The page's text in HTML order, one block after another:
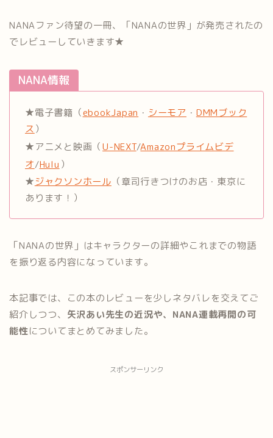
NANAファン待望の一冊、「NANAの世界」が発売されたの
でレビューしていきます★
NANA情報
★電子書籍（ebookJapan ・ シーモア ・ DMMブック
ス）
★アニメと映画（U-NEXT/Amazonプライムビデ
オ/Hulu ）
★ジャクソンホール （章司行きつけのお店・東京に
あります！）
「NANAの世界」はキャラクターの詳細やこれまでの物語
を振り返る内容になっています。
本記事では、この本のレビューを少しネタバレを交えてご
紹介しつつ、 矢沢あい先生の近況や、NANA連載再開の可
能性についてまとめてみました。
スポンサーリンク